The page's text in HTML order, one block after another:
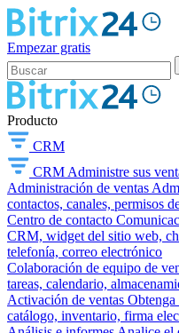
Empezar gratis
Producto
CRM
CRM Administre sus
Administración de ventas
contactos, canales, permisos
Centro de contacto
CRM, widget del sitio web,
telefonía, correo electrónico
Colaboración de equipo de
tareas, calendario,
Activación de ventas Obtenga
catálogo, inventario, firma